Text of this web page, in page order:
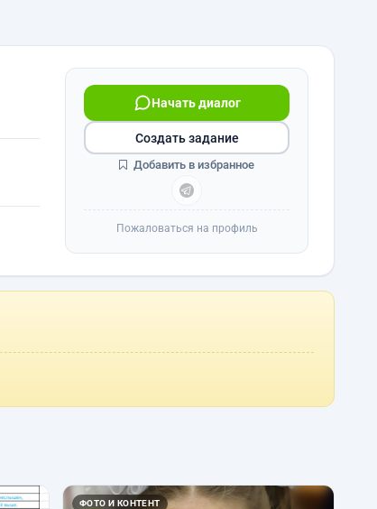
Начать диалог
Создать задание
Добавить в избранное
Пожаловаться на профиль
ФОТО И КОНТЕНТ